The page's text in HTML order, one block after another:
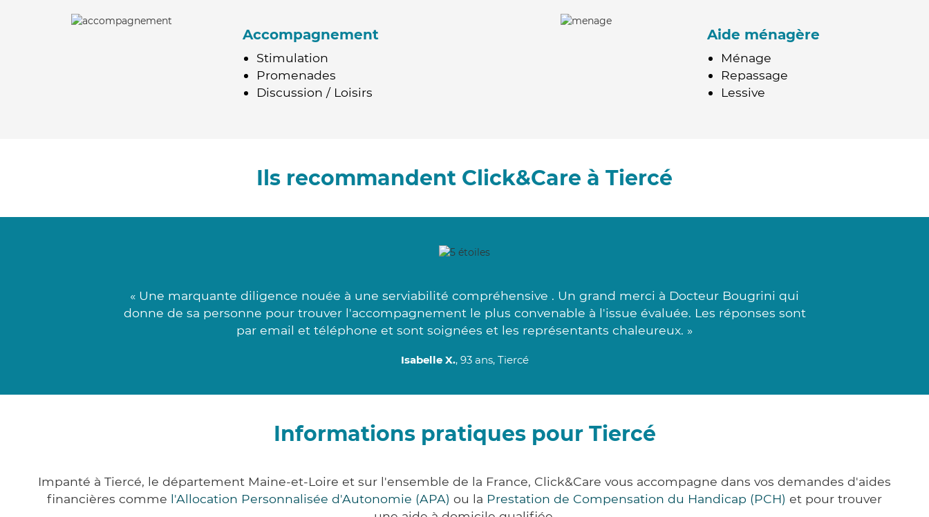
Accompagnement
Stimulation
Promenades
Discussion / Loisirs
Aide ménagère
Ménage
Repassage
Lessive
Ils recommandent Click&Care à Tiercé
« Une marquante diligence nouée à une serviabilité compréhensive . Un grand merci à Docteur Bougrini qui
donne de sa personne pour trouver l'accompagnement le plus convenable à l'issue évaluée. Les réponses sont
par email et téléphone et sont soignées et les représentants chaleureux. »
Isabelle X., 93 ans, Tiercé
Informations pratiques pour Tiercé
Impanté à Tiercé, le département Maine-et-Loire et sur l'ensemble de la France, Click&Care vous accompagne dans vos demandes d'aides
financières comme l'Allocation Personnalisée d'Autonomie (APA) ou la Prestation de Compensation du Handicap (PCH) et pour trouver